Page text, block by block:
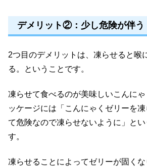
デメリット②：少し危険が伴う
2つ目のデメリットは、凍らせると喉
る。ということです。
凍らせて食べるのが美味しいこんに
ッケージには「こんにゃくゼリーを
て危険なので凍らせないように」と
す。
凍らせることによってゼリーが固く